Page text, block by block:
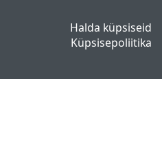
Halda küpsiseid
Küpsisepoliitika